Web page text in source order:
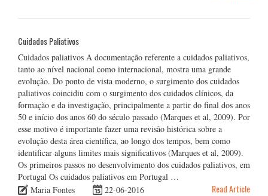
Cuidados Paliativos
Cuidados paliativos A documentação referente a cuidados paliativos,
tanto ao nível nacional como internacional, mostra uma grande
evolução. Do ponto de vista moderno, o surgimento dos cuidados
paliativos coincidiu com o surgimento dos cuidados clínicos, da
formação e da investigação, principalmente a partir do final dos anos
50 e início dos anos 60 do século passado (Marques et al, 2009). Por
esse motivo é importante fazer uma revisão histórica sobre a
evolução desta área científica, ao longo dos tempos, bem como
identificar alguns limites mais significativos (Marques et al, 2009).
Os primeiros passos no desenvolvimento dos cuidados paliativos, em
Portugal Os cuidados paliativos em Portugal …
Maria Fontes
22-06-2016 Read Article